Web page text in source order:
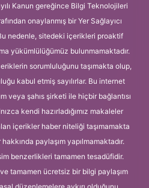
Kanun gereğince Bilgi Teknolojileri
onaylanmış bir Yer Sağlayıcı
nedenle, sitedeki içerikleri proaktif
yükümlülüğümüz bulunmamaktadır.
sorumluluğunu taşımakta olup,
kabul etmiş sayılırlar. Bu internet
veya şahıs şirketi ile hiçbir bağlantısı
kendi hazırladığımız makaleler
içerikler haber niteliği taşımamakta
paylaşım yapılmamaktadır.
benzerlikleri tamamen tesadüfidir.
tamamen ücretsiz bir bilgi paylaşım